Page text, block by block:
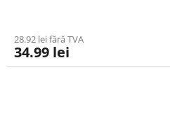
28.92 lei fără TVA
34.99 lei